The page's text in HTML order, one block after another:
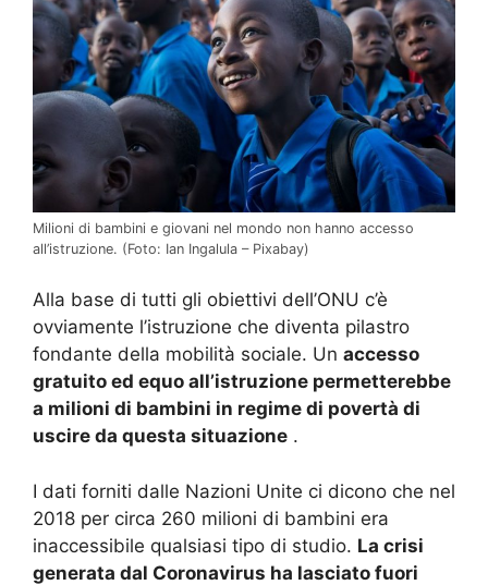
Milioni di bambini e giovani nel mondo non hanno accesso
all’istruzione. (Foto: Ian Ingalula – Pixabay)
Alla base di tutti gli obiettivi dell’ONU c’è
ovviamente l’istruzione che diventa pilastro
fondante della mobilità sociale. Un accesso
gratuito ed equo all’istruzione permetterebbe
a milioni di bambini in regime di povertà di
uscire da questa situazione .
I dati forniti dalle Nazioni Unite ci dicono che nel
2018 per circa 260 milioni di bambini era
inaccessibile qualsiasi tipo di studio. La crisi
generata dal Coronavirus ha lasciato fuori